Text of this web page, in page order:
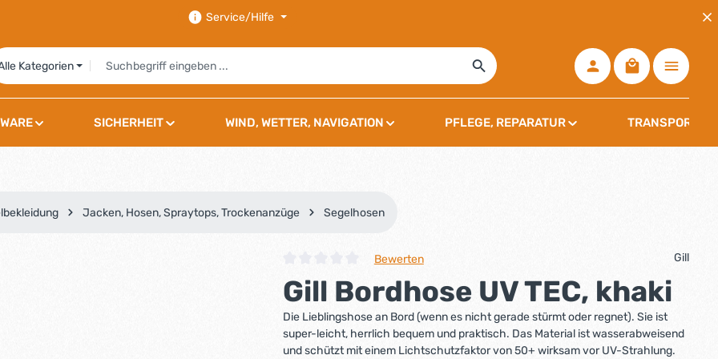
Service/Hilfe
Kategorien
Warenkorb
SICHERHEIT WIND, WETTER, NAVIGATION PFLEGE, REPARATUR TRANSPORT,
Jacken, Hosen, Spraytops, Trockenanzüge Segelhosen
Bewerten Gill
Gill Bordhose UV TEC, khaki
Die Lieblingshose an Bord (wenn es nicht gerade stürmt oder regnet). Sie ist
super-leicht, herrlich bequem und praktisch. Das Material ist wasserabweisend
und schützt mit einem Lichtschutzfaktor von 50+ wirksam vor UV-Strahlung.